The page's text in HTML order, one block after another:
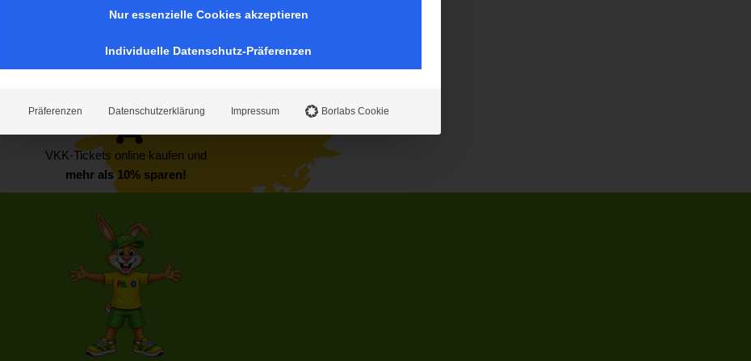
VKK-Tickets online kaufen und
mehr als 10% sparen!
Nur essenzielle Cookies akzeptieren
Individuelle Datenschutz-Präferenzen
Präferenzen Datenschutzerklärung Impressum Borlabs Cookie